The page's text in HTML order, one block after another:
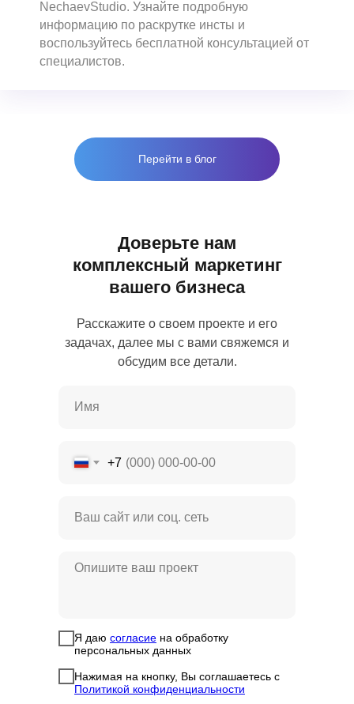
NechaevStudio. Узнайте подробную
информацию по раскрутке инсты и
воспользуйтесь бесплатной консультацией от
специалистов.
Перейти в блог
Доверьте нам
комплексный маркетинг
вашего бизнеса
Расскажите о своем проекте и его
задачах, далее мы с вами свяжемся и
обсудим все детали.
+7
Я даю согласие на обработку
персональных данных
Нажимая на кнопку, Вы соглашаетесь с
Политикой конфиденциальности
Политика конфиденциальности